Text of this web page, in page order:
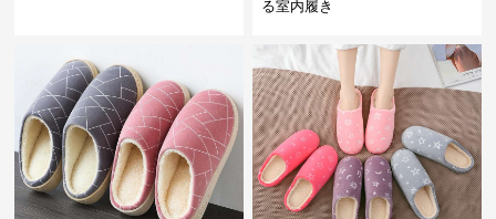
る室内履き